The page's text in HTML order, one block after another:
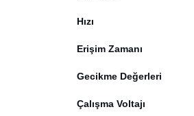
Hızı
Erişim Zamanı
Gecikme Değerleri
Çalışma Voltajı